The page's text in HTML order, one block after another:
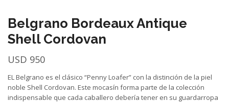
Belgrano Bordeaux Antique
Shell Cordovan
USD 950
EL Belgrano es el clásico “Penny Loafer” con la distinción de la piel
noble Shell Cordovan. Este mocasín forma parte de la colección
indispensable que cada caballero debería tener en su guardarropa